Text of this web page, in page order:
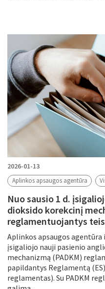
2026-01-13
Aplinkos apsaugos agentūra
Nuo sausio 1 d.
dioksido korekcinį
reglamentuojantys
Aplinkos apsaugos agentūra
įsigaliojo nauji pasienio
mechanizmą (PADKM)
papildantys Reglamentą
reglamentas). Su PADKM